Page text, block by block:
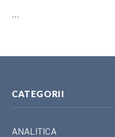
…
CATEGORII
ANALITICA